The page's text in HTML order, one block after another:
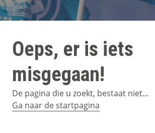
Oeps, er is iets
misgegaan!
De pagina die u zoekt, bestaat niet...
Ga naar de startpagina